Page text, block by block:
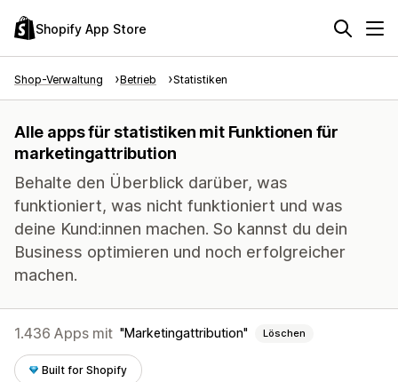
Shopify App Store
Shop-Verwaltung Betrieb Statistiken
Alle apps für statistiken mit Funktionen für
marketingattribution
Behalte den Überblick darüber, was
funktioniert, was nicht funktioniert und was
deine Kund:innen machen. So kannst du dein
Business optimieren und noch erfolgreicher
machen.
1.436 Apps mit Marketingattribution Löschen
Built for Shopify